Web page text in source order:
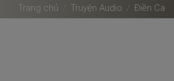
Trang chủ Truyện Audio Điền Ca